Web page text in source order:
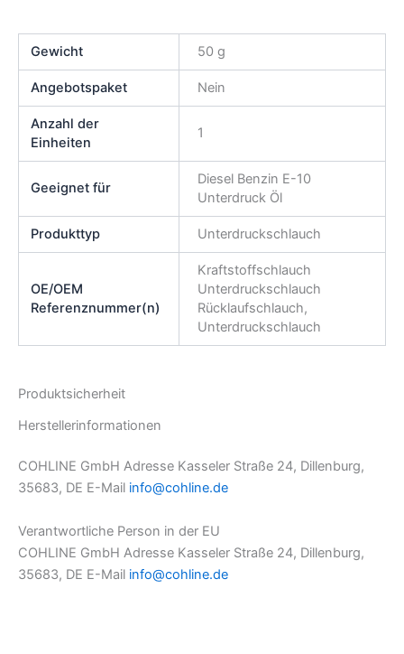
Gewicht 50 g
Angebotspaket Nein
Anzahl der
Einheiten
1
Geeignet für
Diesel Benzin E-10
Unterdruck Öl
Produkttyp Unterdruckschlauch
OE/OEM
Referenznummer(n)
Kraftstoffschlauch
Unterdruckschlauch
Rücklaufschlauch,
Unterdruckschlauch
Produktsicherheit
Herstellerinformationen
COHLINE GmbH Adresse Kasseler Straße 24, Dillenburg,
35683, DE E-Mail info@cohline.de
Verantwortliche Person in der EU
COHLINE GmbH Adresse Kasseler Straße 24, Dillenburg,
35683, DE E-Mail info@cohline.de